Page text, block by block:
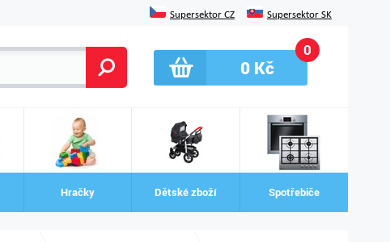
Supersektor CZ Supersektor SK
0Kč
0
Hračky Dětské zboží Spotřebiče